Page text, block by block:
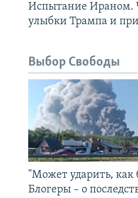
Испытание Ираном.
улыбки Трампа и
Выбор Свободы
"Может ударить, как
Блогеры – о